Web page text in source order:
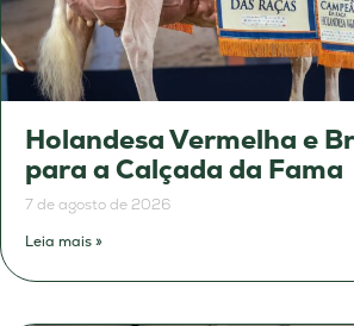
Holandesa Vermelha e
para a Calçada da Fama
7 de agosto de 2026
Leia mais »